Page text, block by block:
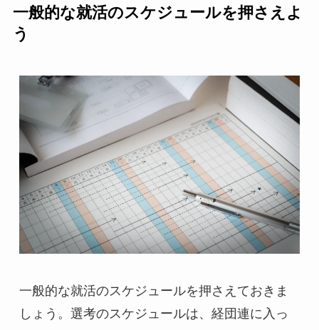
一般的な就活のスケジュールを押さえよ
う
一般的な就活のスケジュールを押さえておきま
しょう。選考のスケジュールは、経団連に入っ